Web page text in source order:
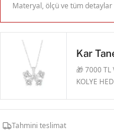
Materyal, ölçü ve tüm detaylar
Kar
🎁 7000 TL
KOLYE
Tahmini teslimat